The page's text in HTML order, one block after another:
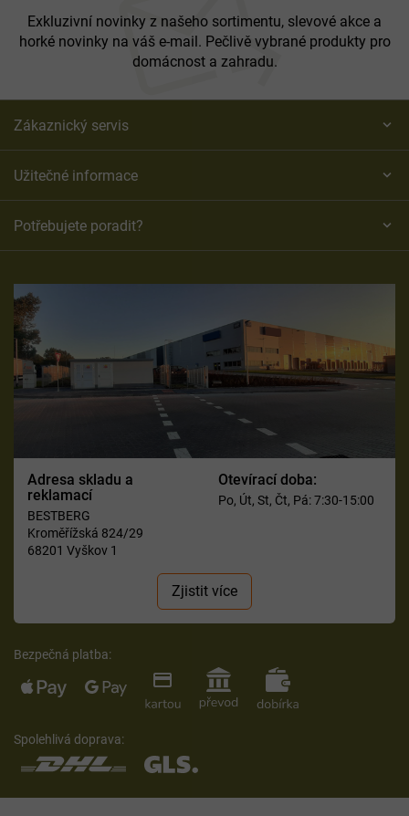
Exkluzivní novinky z našeho sortimentu, slevové akce a
horké novinky na váš e-mail. Pečlivě vybrané produkty pro
domácnost a zahradu.
Zákaznický servis
Užitečné informace
Potřebujete poradit?
Adresa skladu a
reklamací
BESTBERG
Kroměřížská 824/29
68201 Vyškov 1
Otevírací doba:
Po, Út, St, Čt, Pá: 7:30-15:00
Zjistit více
Bezpečná platba:
Spolehlivá doprava: